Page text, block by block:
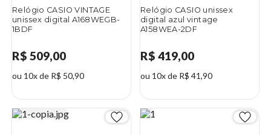
Relógio CASIO VINTAGE
unissex digital A168WEGB-
1BDF
R$ 509,00
ou 10x de R$ 50,90
Relógio CASIO unissex
digital azul vintage
A158WEA-2DF
R$ 419,00
ou 10x de R$ 41,90